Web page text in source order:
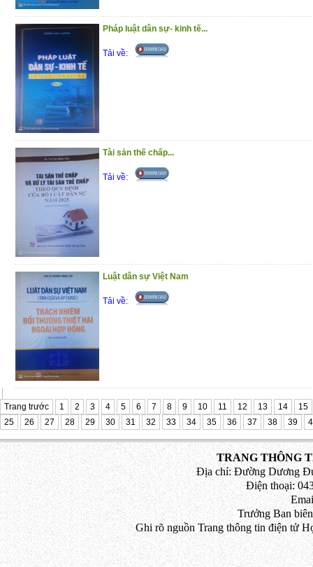
Pháp luật dân sự- kinh tế...
Tải về:
Tài sản thế chấp...
Tải về:
Luật dân sự Việt Nam
Tải về:
Trang trước 1 2 3 4 5 6 7 8 9 10 11 12 13 14
15
25
26 27 28 29 30 31 32 33 34 35 36 37 38 39
TRANG THÔNG
Địa chỉ: Đường Dương
Điện thoại:
Trưởng Ban
Ghi rõ nguồn Trang thông tin điện tử